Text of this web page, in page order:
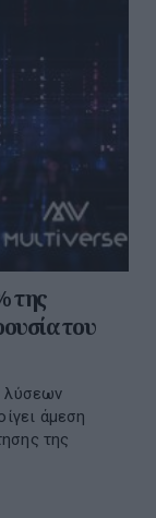
της
του
λύσεων
άμεση
της